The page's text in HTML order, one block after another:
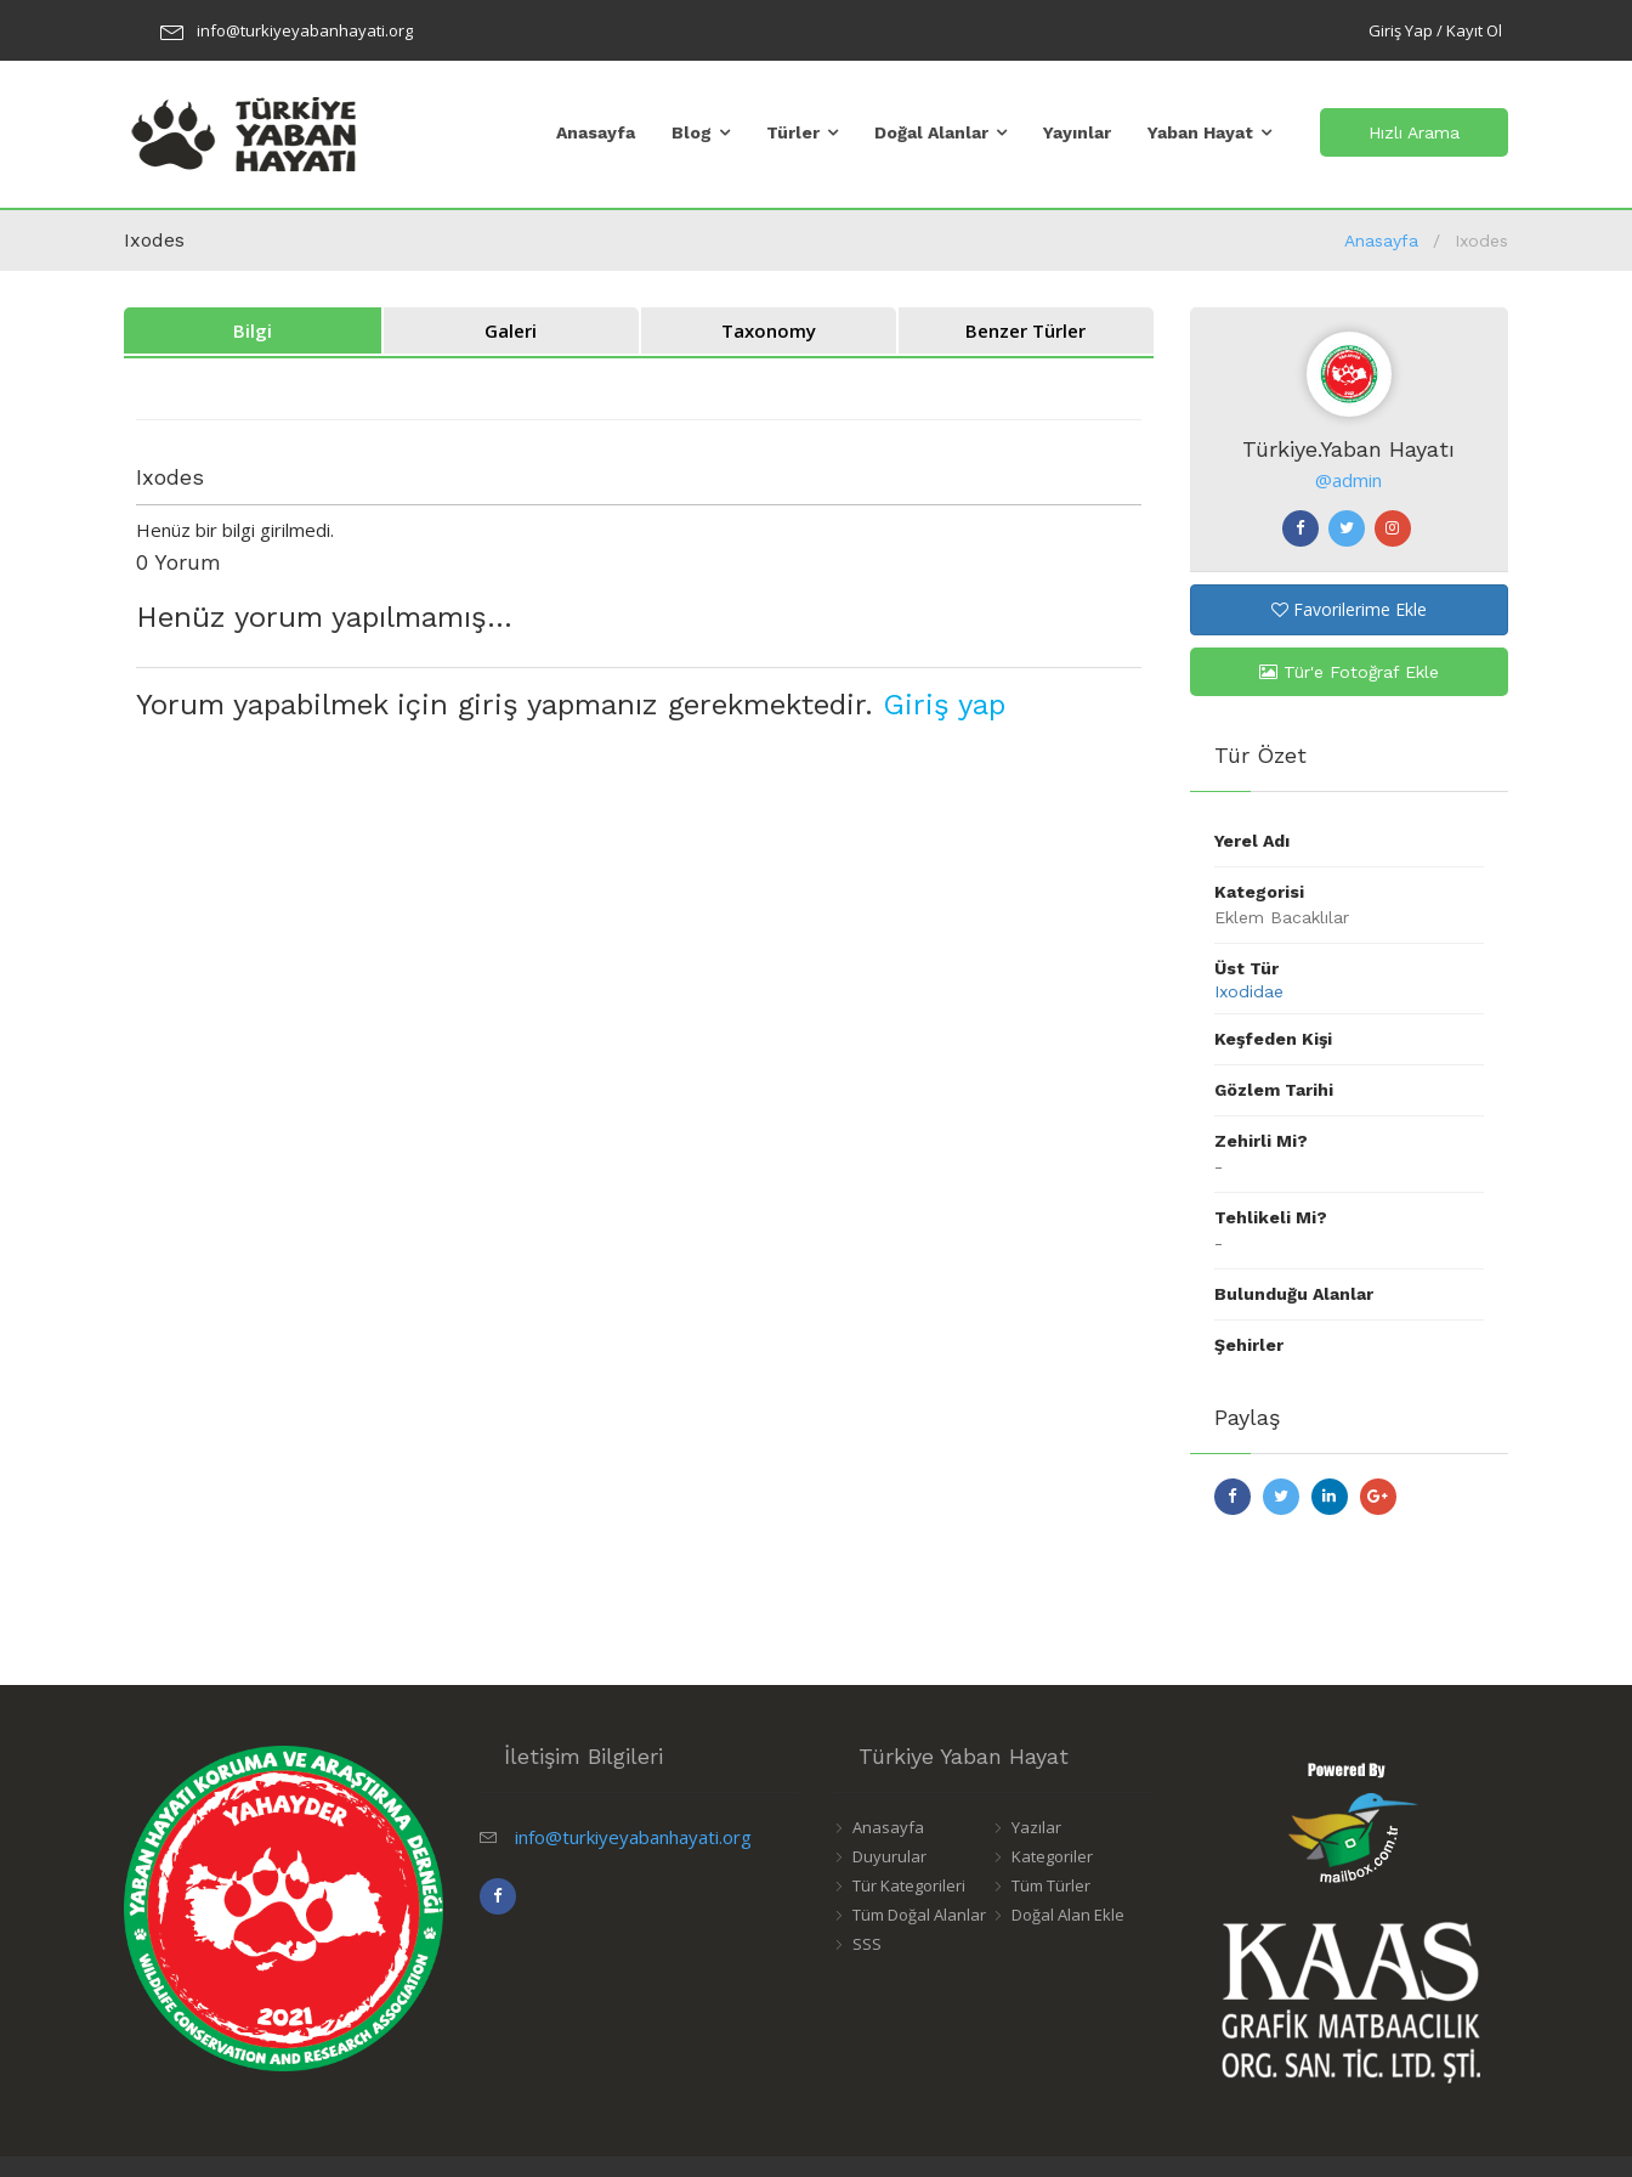
info@turkiyeyabanhayati.org Giriş Yap / Kayıt Ol
Anasayfa Blog Türler Doğal Alanlar Yayınlar Yaban Hayat Hızlı Arama
Ixodes Anasayfa Ixodes
Bilgi Galeri Taxonomy Benzer Türler
Ixodes
Henüz bir bilgi girilmedi.
0 Yorum
Henüz yorum yapılmamış...
Yorum yapabilmek için giriş yapmanız gerekmektedir. Giriş yap
Türkiye.Yaban Hayatı
@admin
Favorilerime Ekle
Tür'e Fotoğraf Ekle
Tür Özet
Yerel Adı
Kategorisi
Eklem Bacaklılar
Üst Tür
Ixodidae
Keşfeden Kişi
Gözlem Tarihi
Zehirli Mi?
-
Tehlikeli Mi?
-
Bulunduğu Alanlar
Şehirler
Paylaş
İletişim Bilgileri
info@turkiyeyabanhayati.org
Türkiye Yaban Hayat
Anasayfa
Yazılar
Duyurular
Kategoriler
Tür Kategorileri
Tüm Türler
Tüm Doğal Alanlar
Doğal Alan Ekle
SSS